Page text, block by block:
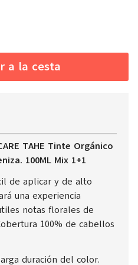
a la cesta
TAHE Tinte Orgánico
100ML Mix 1+1
de aplicar y de alto
una experiencia
notas florales de
100% de cabellos
duración del color.